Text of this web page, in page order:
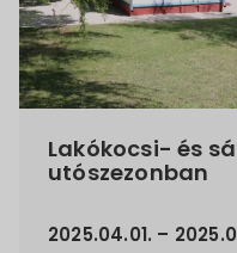
Lakókocsi- és
utószezonban
2025.04.01. –